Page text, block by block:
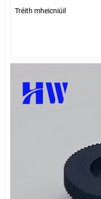
Tréith mheicniúil